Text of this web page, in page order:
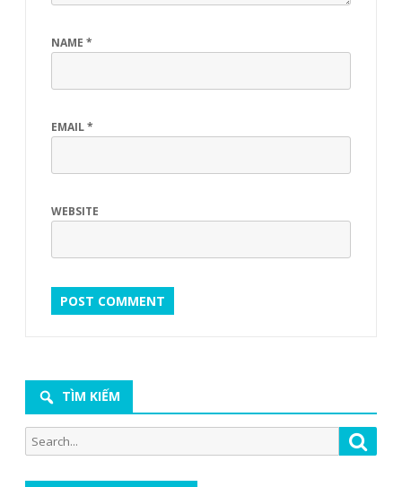
NAME *
EMAIL*
WEBSITE
TÌM KIẾM
Search
for: